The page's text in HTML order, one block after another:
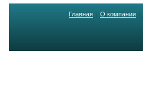
Главная О компании